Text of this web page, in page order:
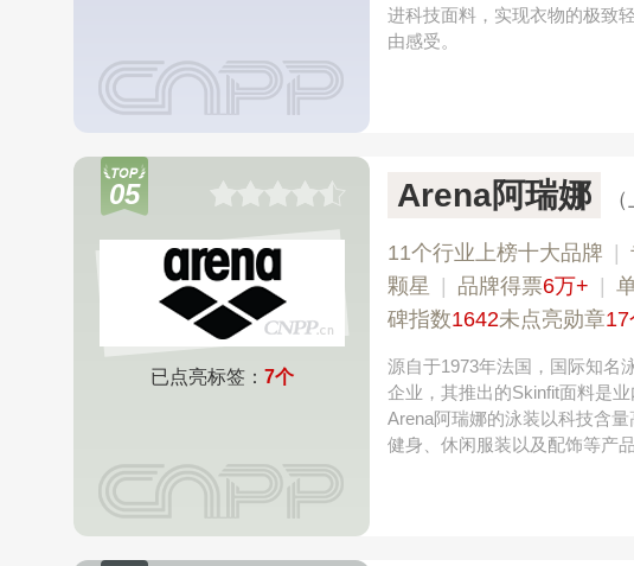
进科技面料，实现衣物的极致
由感受。
05
已点亮标签： 7个
Arena阿瑞娜
11个行业上榜十大品牌
颗星
品牌得票6万+
碑指数1642未点亮勋章17
源自于1973年法国，国际知名
企业，其推出的Skinfit面料是
Arena阿瑞娜的泳装以科技含
健身、休闲服装以及配饰等产